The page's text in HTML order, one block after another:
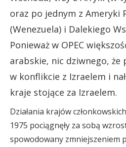
oraz po jednym z Ameryki
(Wenezuela) i Dalekiego
Ponieważ w OPEC
arabskie, nic dziwnego, że
w konflikcie z Izraelem i
kraje stojące za Izraelem.
Działania krajów
1975 pociągnęły za sobą
spowodowany zmniejszeniem